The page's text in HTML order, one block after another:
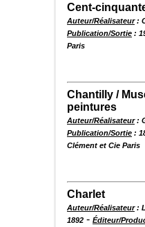
Cent-
Auteur/Réalisateur:
Publication/Sortie :
Paris
Chantilly /
peintures
Auteur/Réalisateur:
Publication/Sortie :
Clément et Cie Paris
Charlet
Auteur/Réalisateur:
1892 - Éditeur/